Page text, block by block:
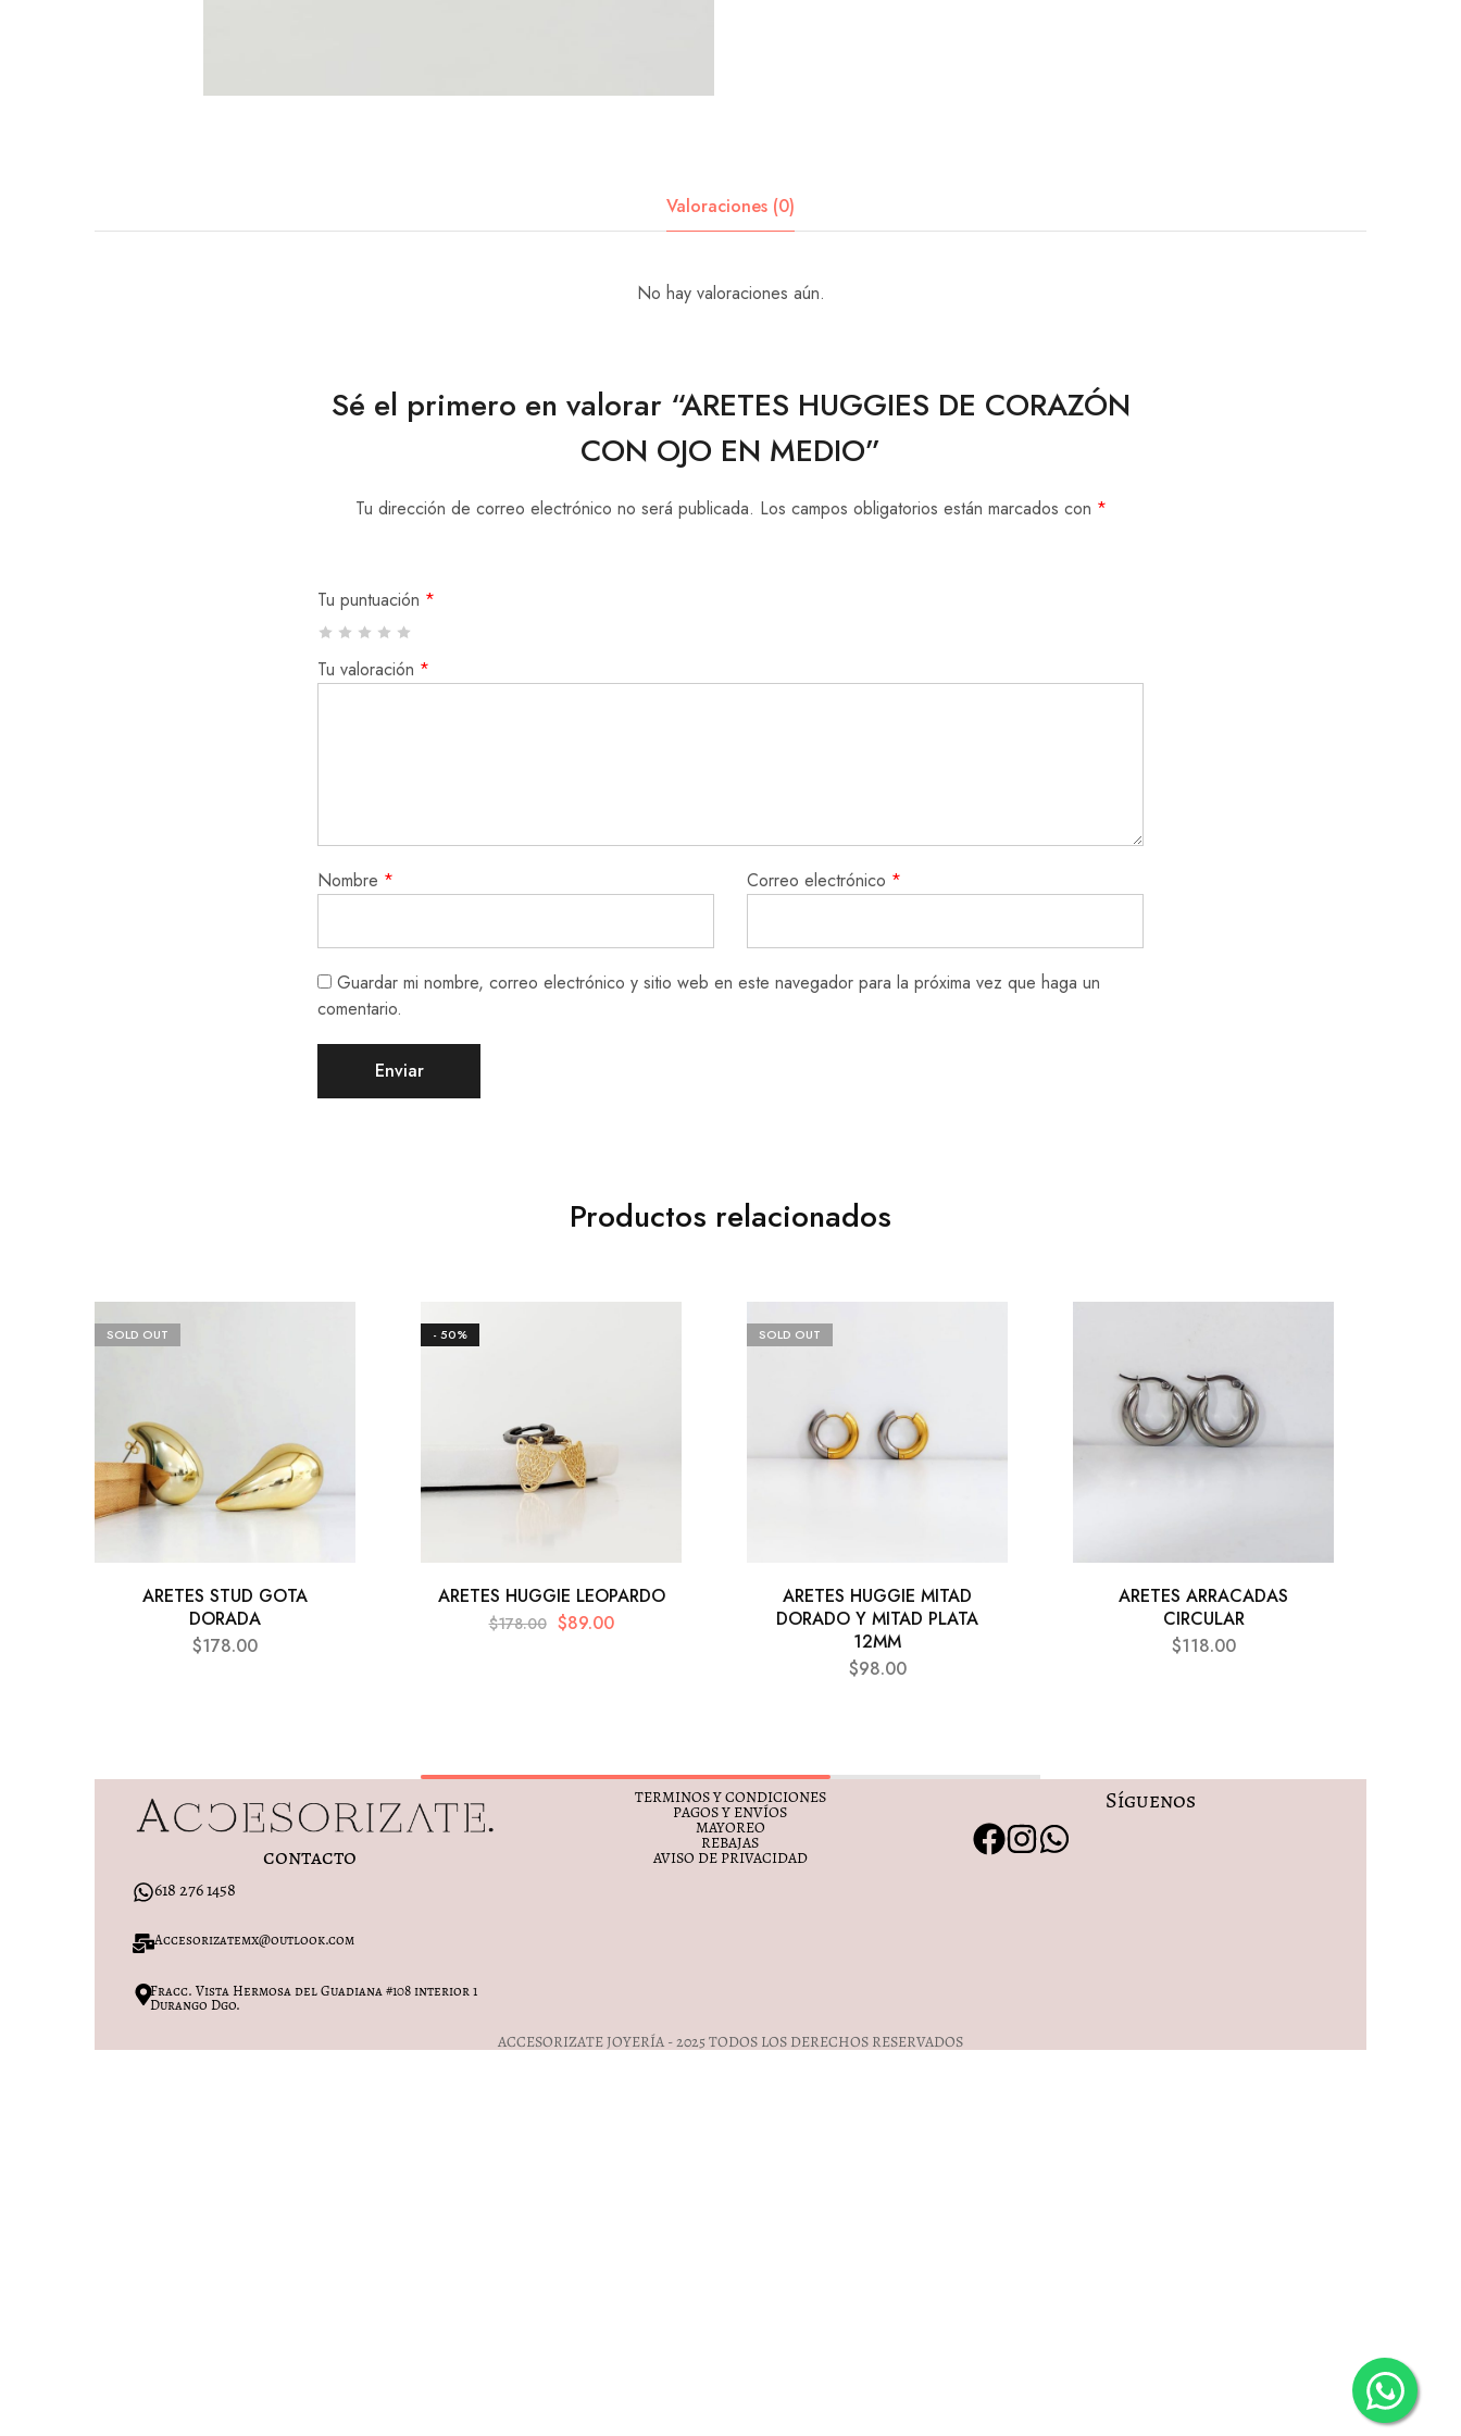
Valoraciones (0)
No hay valoraciones aún.
Sé el primero en valorar “ARETES HUGGIES DE CORAZÓN
CON OJO EN MEDIO”
Tu dirección de correo electrónico no será publicada. Los campos obligatorios están marcados con *
Tu puntuación *
Tu valoración *
Nombre * Correo electrónico *
Guardar mi nombre, correo electrónico y sitio web en este navegador para la próxima vez que haga un
comentario.
Productos relacionados
SOLD OUT
ARETES STUD GOTA
DORADA
$178.00
- 50%
ARETES HUGGIE LEOPARDO
$178.00 $89.00
SOLD OUT
ARETES HUGGIE MITAD
DORADO Y MITAD PLATA
12MM
$98.00
ARETES ARRACADAS
CIRCULAR
$118.00
contacto
618 276 1458
Accesorizatemx@outlook.com
Fracc. Vista Hermosa del Guadiana #108 interior 1
Durango Dgo.
TERMINOS Y CONDICIONES
PAGOS Y ENVÍOS
MAYOREO
REBAJAS
AVISO DE PRIVACIDAD
Síguenos
ACCESORIZATE JOYERÍA - 2025 TODOS LOS DERECHOS RESERVADOS